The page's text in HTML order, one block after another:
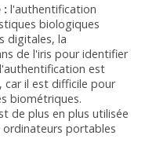
: l'authentification
biologiques
digitales, la
de l'iris pour identifier
est
car il est difficile pour
biométriques.
de plus en plus utilisée
ordinateurs portables